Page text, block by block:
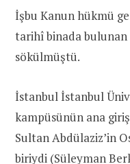
İşbu Kanun hükmü
tarihî binada
sökülmüştü.
İstanbul İstanbul
kampüsünün ana
Sultan Abdülaziz’in
biriydi (Süleyman